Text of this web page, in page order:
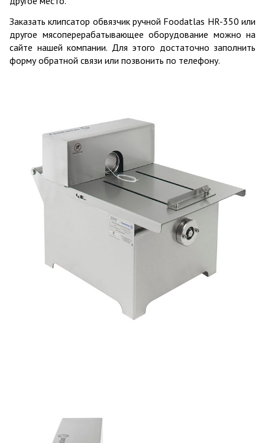
Заказать клипсатор обвязчик ручной Foodatlas HR-350 или
другое мясоперерабатывающее оборудование можно на
сайте нашей компании. Для этого достаточно заполнить
форму обратной связи или позвонить по телефону.